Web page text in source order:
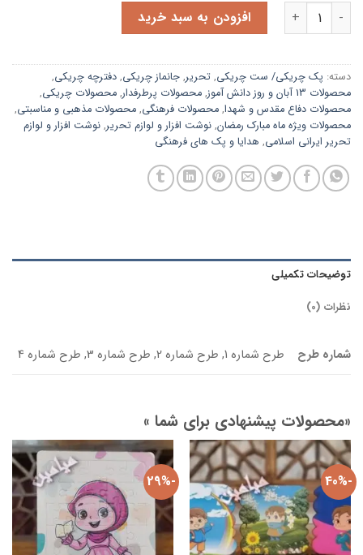
پک چریکی | دفترچه جانماز و پیکسل | تک و عمده عدد
افزودن به سبد خرید
دسته: پک چریکی/ ست چریکی, تحریر, جانماز چریکی, دفترچه چریکی,
محصولات 13 آبان و روز دانش آموز
, محصولات پرطرفدار, محصولات چریکی,
محصولات دفاع مقدس و شهدا, محصولات فرهنگی, محصولات مذهبی و مناسبتی,
محصولات ویژه ماه مبارک رمضان, نوشت افزار و لوازم تحریر, نوشت افزار و لوازم
تحریر ایرانی اسلامی, هدایا و پک های فرهنگی
توضیحات تکمیلی
نظرات (0)
شماره طرح طرح شماره 1, طرح شماره 2, طرح شماره 3, طرح شماره 4
«محصولات پیشنهادی برای شما »
-40%
-29%